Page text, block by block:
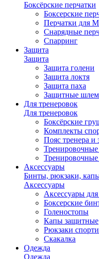
Боксёрские перчатки
Боксерские
Перчатки для
Снарядные
Спарринг
Защита
Защита
Защита голени
Защита локтя
Защита паха
Защитные
Для тренеровок
Для тренеровок
Боксёрские
Комплекты
Пояс тренера
Тренировочные
Аксессуары
Бинты, рюкзаки,
Аксессуары
Аксессуары
Боксерские
Голеностопы
Капы защитные
Рюкзаки
Скакалка
Одежда
Одежда